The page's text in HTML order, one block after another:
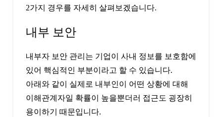
2가지 경우를 자세히 살펴보겠습니다.
내부 보안
내부자 보안 관리는 기업이 사내 정보를 보호함에
있어 핵심적인 부분이라고 할 수 있습니다.
아래와 같이 실제로 내부인이 어떤 상황에 대해
이해관계자일 확률이 높을뿐더러 접근도 굉장히
용이하기 때문입니다.